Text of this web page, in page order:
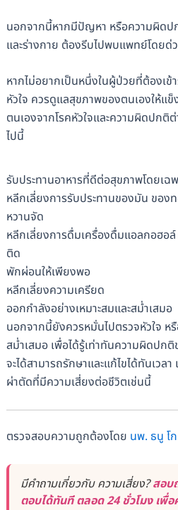
นอกจากนี้หากมีปัญหา หรือความผิดป
และร่างกาย ต้องรีบไปพบแพทย์โดยด่
หากไม่อยากเป็นหนึ่งในผู้ป่วยที่ต้องเข้
หัวใจ ควรดูแลสุขภาพของตนเองให้แ
ตนเองจากโรคหัวใจและความผิดปกติ
ไปนี้
รับประทานอาหารที่ดีต่อสุขภาพโดยเฉ
หลีกเลี่ยงการรับประทานของมัน ของ
หวานจัด
หลีกเลี่ยงการดื่มเครื่องดื่มแอลกอฮอล์
ติด
พักผ่อนให้เพียงพอ
หลีกเลี่ยงความเครียด
ออกกำลังอย่างเหมาะสมและสม่ำเสมอ
นอกจากนี้ยังควรหมั่นไปตรวจหัวใจ ห
สม่ำเสมอ เพื่อได้รู้เท่าทันความผิดปก
จะได้สามารถรักษาและแก้ไขได้ทันเวล
ผ่าตัดที่มีความเสี่ยงต่อชีวิตเช่นนี้
ตรวจสอบความถูกต้องโดย นพ. ธนู โ
มีคำถามเกี่ยวกับ ความเสี่ยง?สอบ
ตอบได้ทันที ตลอด 24 ชั่วโมง เพื่